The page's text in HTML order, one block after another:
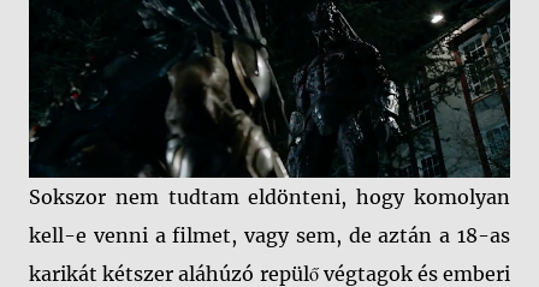
Sokszor nem tudtam eldönteni, hogy komolyan
kell-e venni a filmet, vagy sem, de aztán a 18-as
karikát kétszer aláhúzó repülő végtagok és emberi